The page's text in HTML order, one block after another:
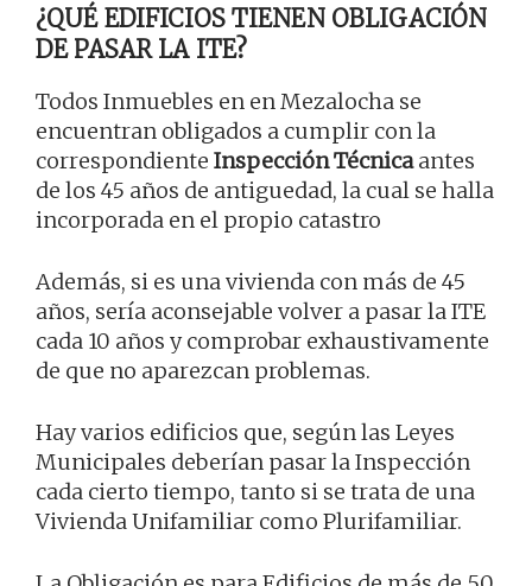
¿QUÉ EDIFICIOS TIENEN OBLIGACIÓN
DE PASAR LA ITE?
Todos Inmuebles en en Mezalocha se
encuentran obligados a cumplir con la
correspondiente Inspección Técnicaantes
de los 45 años de antiguedad, la cual se halla
incorporada en el propio catastro
Además, si es una vivienda con más de 45
años, sería aconsejable volver a pasar la ITE
cada 10 años y comprobar exhaustivamente
de que no aparezcan problemas.
Hay varios edificios que, según las Leyes
Municipales deberían pasar la Inspección
cada cierto tiempo, tanto si se trata de una
Vivienda Unifamiliar como Plurifamiliar.